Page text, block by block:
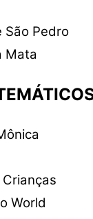
São Pedro
Mata
World